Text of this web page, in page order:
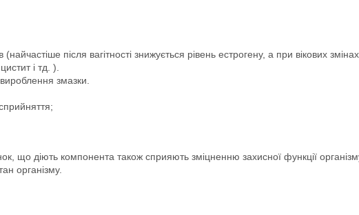
після вагітності знижується рівень естрогену, а при вікових
і тд. ).
змазки.
що діють компонента також сприяють зміцненню захисної функції
організму.